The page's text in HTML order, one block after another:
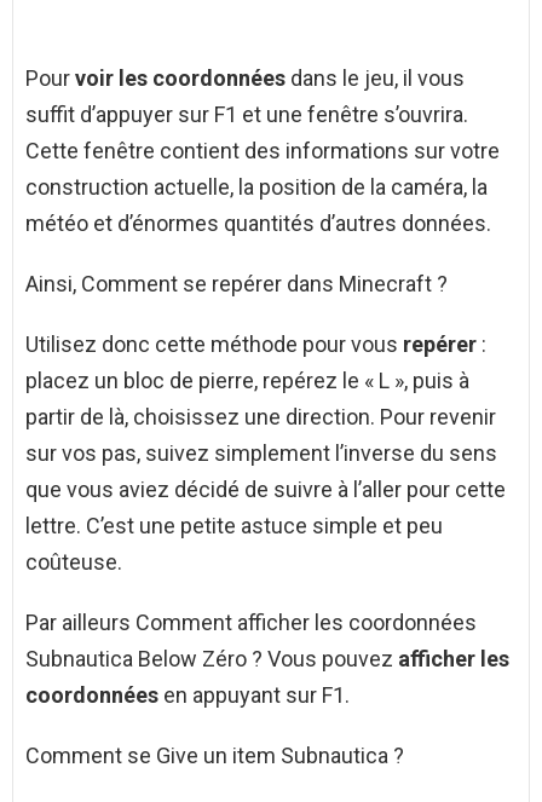
Pourvoir les coordonnées dans le jeu, il vous
suffit d’appuyer sur F1 et une fenêtre s’ouvrira.
Cette fenêtre contient des informations sur votre
construction actuelle, la position de la caméra, la
météo et d’énormes quantités d’autres données.
Ainsi, Comment se repérer dans Minecraft ?
Utilisez donc cette méthode pour vous repérer :
placez un bloc de pierre, repérez le « L », puis à
partir de là, choisissez une direction. Pour revenir
sur vos pas, suivez simplement l’inverse du sens
que vous aviez décidé de suivre à l’aller pour cette
lettre. C’est une petite astuce simple et peu
coûteuse.
Par ailleurs Comment afficher les coordonnées
Subnautica Below Zéro ? Vous pouvez afficher les
coordonnées en appuyant sur F1.
Comment se Give un item Subnautica ?